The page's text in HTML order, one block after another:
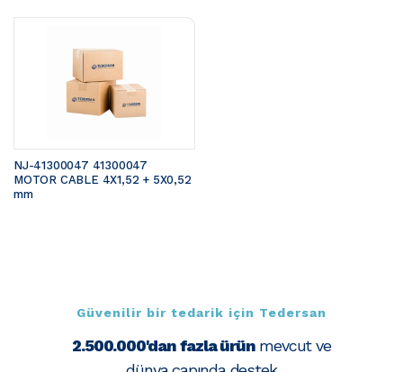
NJ-41300047 41300047
MOTOR CABLE 4X1,52 + 5X0,52
mm
Güvenilir bir tedarik için Tedersan
2.500.000'dan fazla ürünmevcut ve